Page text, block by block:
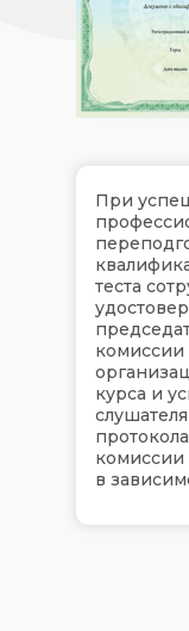
При
теста
комиссии
курса и
комиссии
в